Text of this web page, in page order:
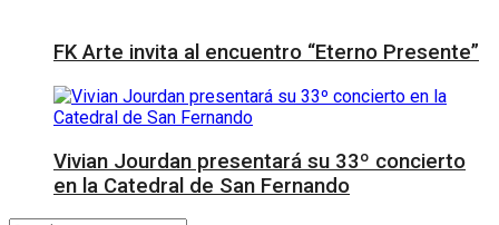
FK Arte invita al encuentro “Eterno Presente”
Vivian Jourdan presentará su 33º concierto
en la Catedral de San Fernando